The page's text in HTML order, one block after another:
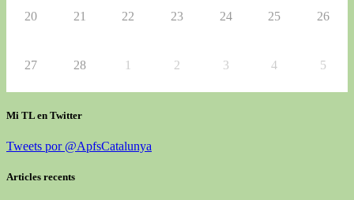
20 21 22 23 24 25 26
27 28 1 2 3 4 5
Mi TL en Twitter
Tweets por @ApfsCatalunya
Articles recents